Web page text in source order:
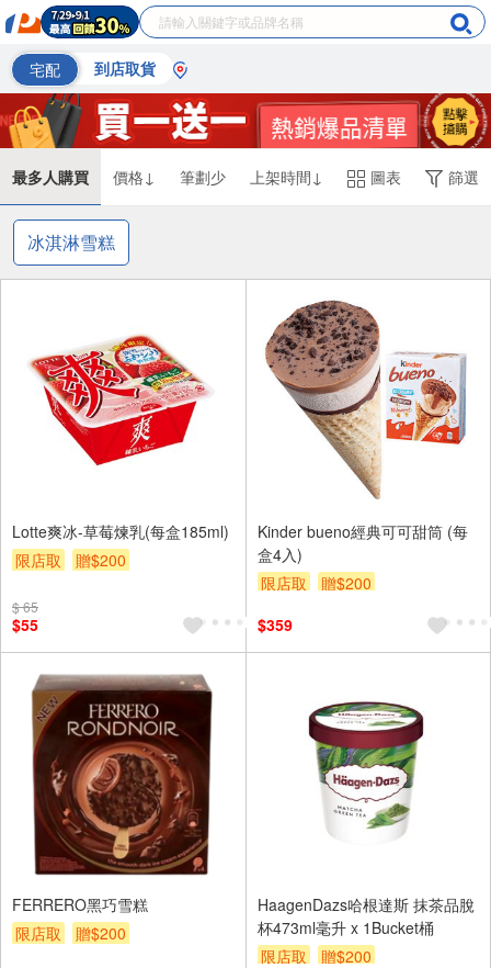
宅配 到店取貨
最多人購買 價格↓ 筆劃少 上架時間↓ 圖表 篩選
冰淇淋雪糕
Lotte爽冰-草莓煉乳(每盒185ml)
限店取
贈$200
$ 65
$55
Kinder bueno經典可可甜筒 (每
盒4入)
限店取
贈$200
$359
FERRERO黑巧雪糕
限店取
贈$200
HaagenDazs哈根達斯 抹茶品脫
杯473ml毫升 x 1Bucket桶
限店取
贈$200